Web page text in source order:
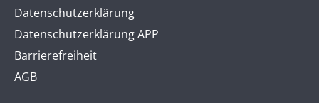
Datenschutzerklärung
Datenschutzerklärung APP
Barrierefreiheit
AGB